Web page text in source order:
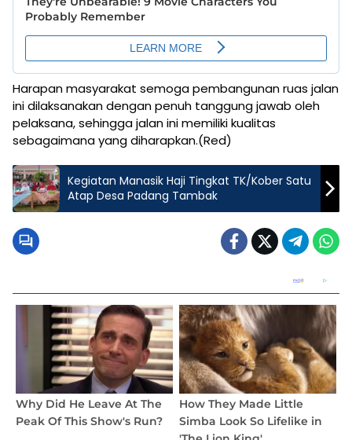
Harapan masyarakat semoga pembangunan ruas jalan
ini dilaksanakan dengan penuh tanggung jawab oleh
pelaksana, sehingga jalan ini memiliki kualitas
sebagaimana yang diharapkan.(Red)
Kegiatan Manasik Haji Tingkat TK/Kober Satu
Atap Desa Padang Tambak